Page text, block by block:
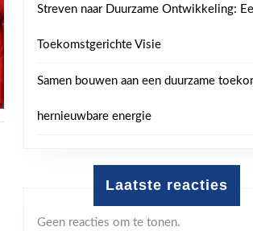
Streven naar Duurzame Ontwikkeling:
Toekomstgerichte Visie
Samen bouwen aan een duurzame
hernieuwbare energie
Laatste reacties
Geen reacties om te tonen.